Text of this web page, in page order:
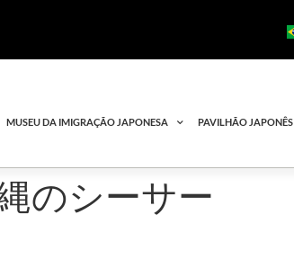
MUSEU DA IMIGRAÇÃO JAPONESA PAVILHÃO JAPONÊS
のシーサー